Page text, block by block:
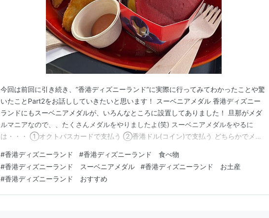
今回は前回に引き続き、”香港ディズニーランド”に実際に行ってみてわかったことや驚
いたことPart2をお話ししていきたいと思います！ スーベニアメダル 香港ディズニー
ランドにもスーベニアメダルが、いろんなところに設置してありました！ 旦那がメダ
ルマニアなので、、たくさんメダルをやりましたよ(笑) スーベニアメダルをやるに
は・・・ ①オクトパスカードで支払う ②香港ドル(コイン)で支払う どちらかでメダ
のお店でコインに換えてもらってメダルをやりました！ ※両替する人が多いのか、お札
を持ってたらすぐ両替だとわかってくれまし…
#香港ディズニーランド #香港ディズニーランド 食べ物
#香港ディズニーランド スーベニアメダル #香港ディズニーランド お土産
#香港ディズニーランド おすすめ